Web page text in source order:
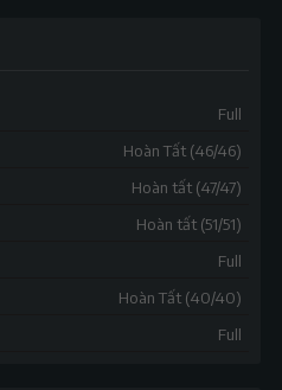
Full
Hoàn Tất (46/46)
Hoàn tất (47/47)
Hoàn tất (51/51)
Full
Hoàn Tất (40/40)
Full